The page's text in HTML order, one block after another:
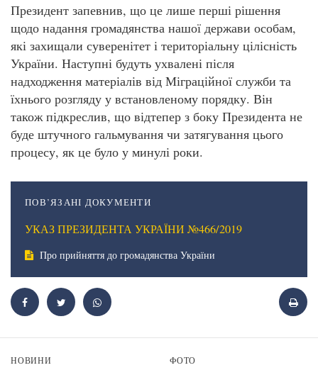
Президент запевнив, що це лише перші рішення
щодо надання громадянства нашої держави особам,
які захищали суверенітет і територіальну цілісність
України. Наступні будуть ухвалені після
надходження матеріалів від Міграційної служби та
їхнього розгляду у встановленому порядку. Він
також підкреслив, що відтепер з боку Президента не
буде штучного гальмування чи затягування цього
процесу, як це було у минулі роки.
ПОВ’ЯЗАНІ ДОКУМЕНТИ
УКАЗ ПРЕЗИДЕНТА УКРАЇНИ №466/2019
Про прийняття до громадянства України
НОВИНИ ФОТО